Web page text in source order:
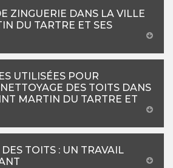
ZINGUERIE DANS LA VILLE
DU TARTRE ET SES
UTILISÉES POUR
DES TOITS DANS
MARTIN DU TARTRE ET
TOITS : UN TRAVAIL